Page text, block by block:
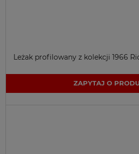
Leżak profilowany z kolekcji 1966
ZAPYTAJ O